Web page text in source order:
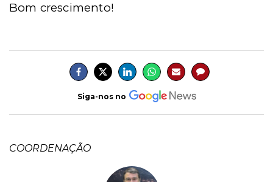
Bom crescimento!
Siga-nos no
COORDENAÇÃO